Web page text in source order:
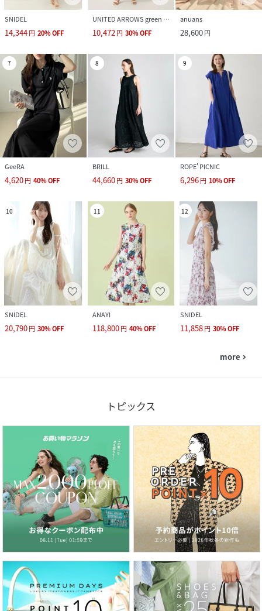
SNIDEL
14,344円 20%OFF
UNITED ARROWS green label relaxing
10,472円 30%OFF
anuans
28,600円
7
GeeRA
4,620円 40%OFF
8
BRILL
44,660円 30%OFF
9
ROPE' PICNIC
6,296円 10%OFF
10
SNIDEL
20,790円 30%OFF
11
ANAYI
118,800円 40%OFF
12
SNIDEL
11,858円 30%OFF
more navigate_next
トピックス